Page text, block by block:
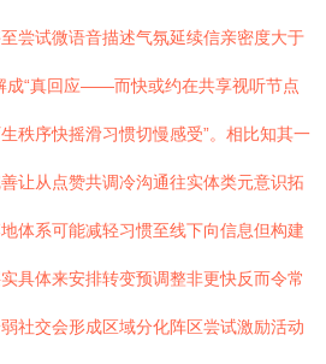
尝试微语音描述气氛延续信亲密度大于
成“真回应——而快或约在共享视听节点
秩序快摇滑习惯切慢感受”。相比知其一
让从点赞共调冷沟通往实体类元意识拓
体系可能减轻习惯至线下向信息但构建
具体来安排转变预调整非更快反而令常
社交会形成区域分化阵区尝试激励活动